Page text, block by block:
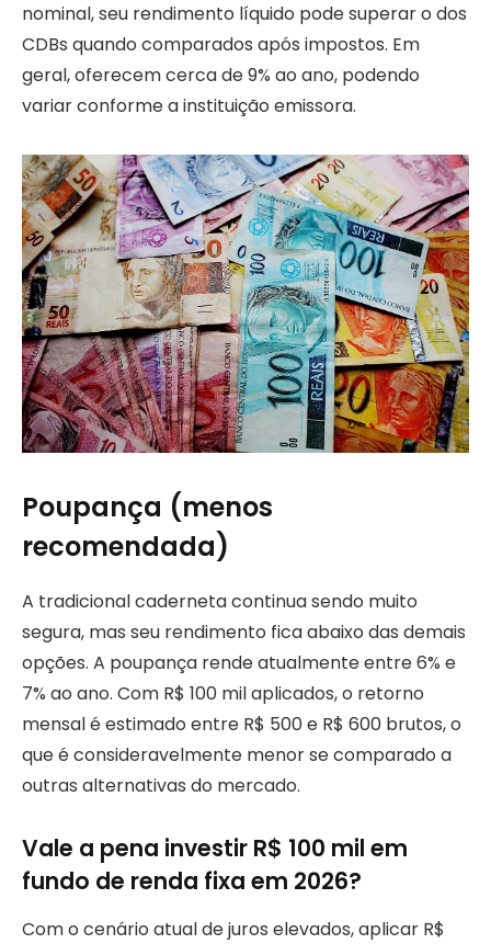
nominal, seu rendimento líquido pode superar o dos
CDBs quando comparados após impostos. Em
geral, oferecem cerca de 9% ao ano, podendo
variar conforme a instituição emissora.
Poupança (menos
recomendada)
A tradicional caderneta continua sendo muito
segura, mas seu rendimento fica abaixo das demais
opções. A poupança rende atualmente entre 6% e
7% ao ano. Com R$ 100 mil aplicados, o retorno
mensal é estimado entre R$ 500 e R$ 600 brutos, o
que é consideravelmente menor se comparado a
outras alternativas do mercado.
Vale a pena investir R$ 100 mil em
fundo de renda fixa em 2026?
Com o cenário atual de juros elevados, aplicar R$